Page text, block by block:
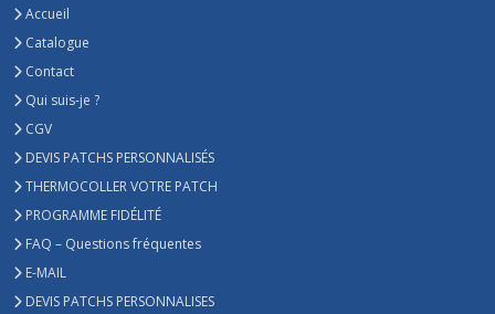
Accueil
Catalogue
Contact
Qui suis-je ?
CGV
DEVIS PATCHS PERSONNALISÉS
THERMOCOLLER VOTRE PATCH
PROGRAMME FIDÉLITÉ
FAQ – Questions fréquentes
E-MAIL
DEVIS PATCHS PERSONNALISES